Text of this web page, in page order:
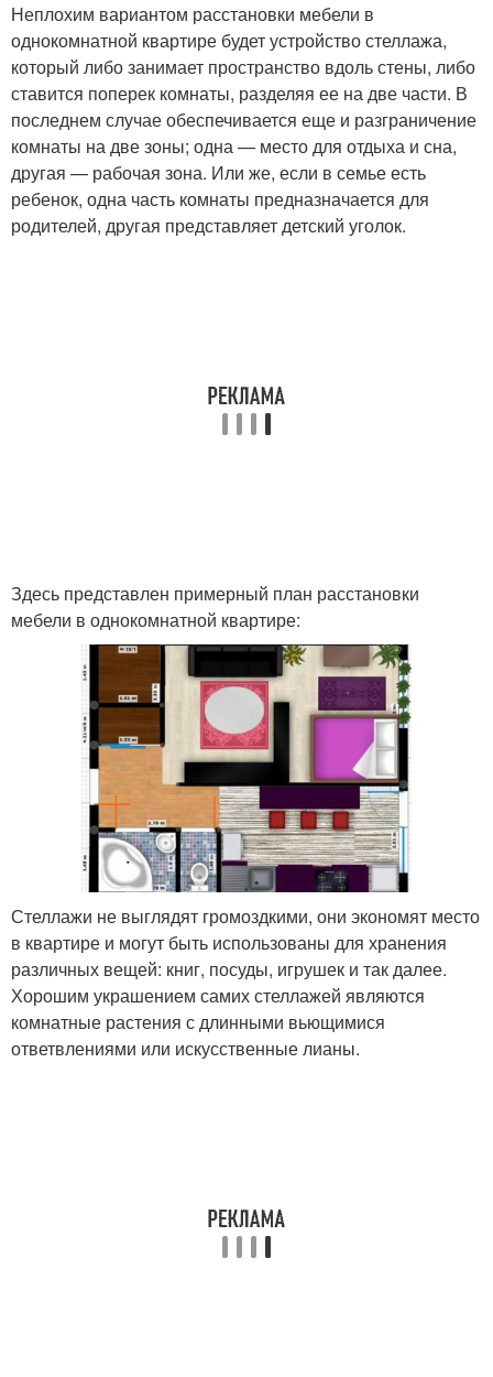
Неплохим вариантом расстановки мебели в
однокомнатной квартире будет устройство стеллажа,
который либо занимает пространство вдоль стены, либо
ставится поперек комнаты, разделяя ее на две части. В
последнем случае обеспечивается еще и разграничение
комнаты на две зоны; одна — место для отдыха и сна,
другая — рабочая зона. Или же, если в семье есть
ребенок, одна часть комнаты предназначается для
родителей, другая представляет детский уголок.
Здесь представлен примерный план расстановки
мебели в однокомнатной квартире:
Стеллажи не выглядят громоздкими, они экономят место
в квартире и могут быть использованы для хранения
различных вещей: книг, посуды, игрушек и так далее.
Хорошим украшением самих стеллажей являются
комнатные растения с длинными вьющимися
ответвлениями или искусственные лианы.